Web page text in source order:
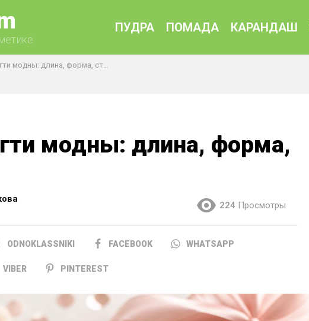
ПУДРА ПОМАДА КАРАНДАШ
модны: длина, форма, стиль
модны: длина, форма,
224 Просмотры
ODNOKLASSNIKI FACEBOOK WHATSAPP
VIBER PINTEREST